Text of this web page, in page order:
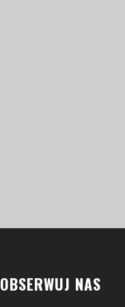
OBSERWUJ NAS